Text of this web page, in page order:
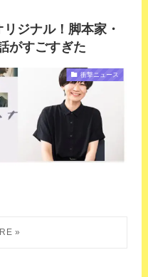
ジナル！脚本家・
がすごすぎた
衝撃ニュース